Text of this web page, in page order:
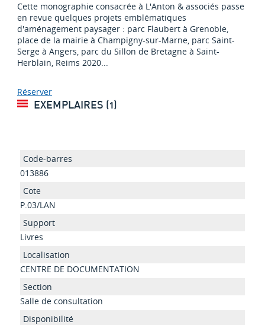
Cette monographie consacrée à L'Anton & associés passe
en revue quelques projets emblématiques
d'aménagement paysager : parc Flaubert à Grenoble,
place de la mairie à Champigny-sur-Marne, parc Saint-
Serge à Angers, parc du Sillon de Bretagne à Saint-
Herblain, Reims 2020...
Réserver
EXEMPLAIRES (1)
013886
P.03/LAN
Livres
CENTRE DE DOCUMENTATION
Salle de consultation